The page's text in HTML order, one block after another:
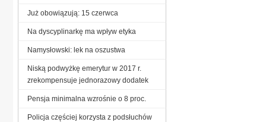
Już obowiązują: 15 czerwca
Na dyscyplinarkę ma wpływ etyka
Namysłowski: lek na oszustwa
Niską podwyżkę emerytur w 2017 r.
zrekompensuje jednorazowy dodatek
Pensja minimalna wzrośnie o 8 proc.
Policja częściej korzysta z podsłuchów